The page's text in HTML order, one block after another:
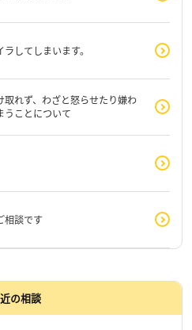
してしまいます。
取れず、わざと怒らせたり嫌わ
うことについて
相談です
の相談